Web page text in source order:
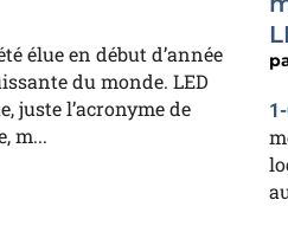
élue en début d’année
du monde. LED
juste l’acronyme de
m...